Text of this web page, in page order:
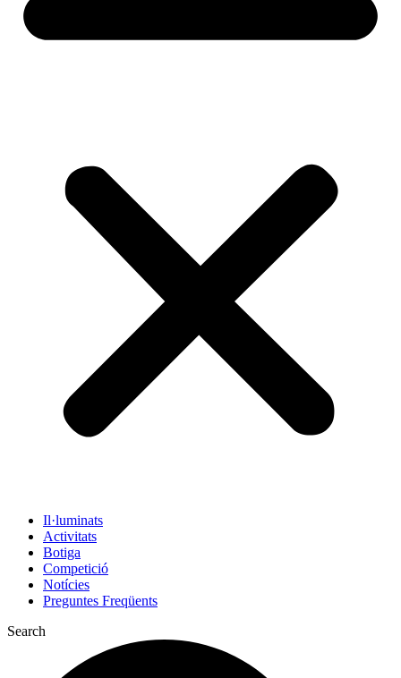
Il·luminats
Activitats
Botiga
Competició
Notícies
Preguntes Freqüents
Search